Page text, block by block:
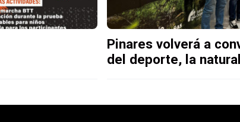
Pinares volverá a
del deporte, la